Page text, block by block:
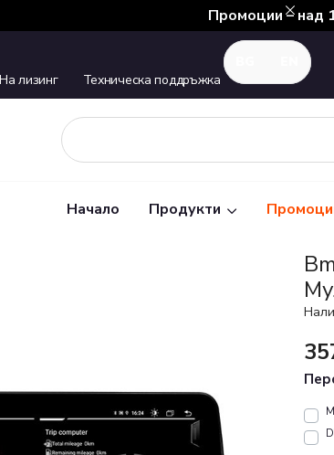
Промоции – над
На лизинг Техническа поддръжка
Начало Продукти